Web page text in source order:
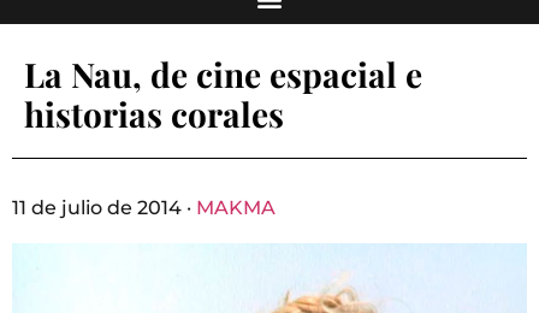
La Nau, de cine espacial e
historias corales
11 de julio de 2014 · MAKMA